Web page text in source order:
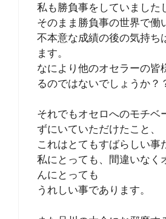
私も勝負事をしていました
そのまま勝負事の世界で働
不本意な成績の後の気持ち
ます。
なにより他のオセラーの皆
るのではないでしょうか？
それでもオセロへのモチベ
ずにいていただけたこと、
これはとてもすばらしい事
私にとっても、間違いなく
んにとっても
うれしい事であります。